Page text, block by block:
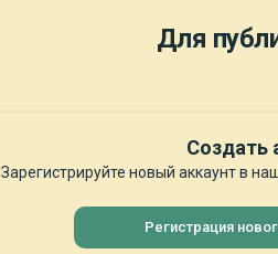
Для
Создать
Зарегистрируйте новый аккаунт в
Регистрация